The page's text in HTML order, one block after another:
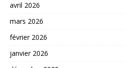
avril 2026
mars 2026
février 2026
janvier 2026